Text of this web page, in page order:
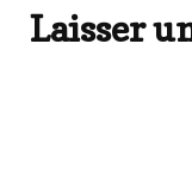
Laisser